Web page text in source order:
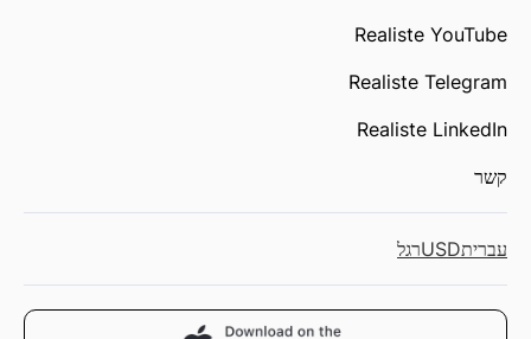
Realiste YouTube
Realiste Telegram
Realiste LinkedIn
קשר
עבריתUSDרגל